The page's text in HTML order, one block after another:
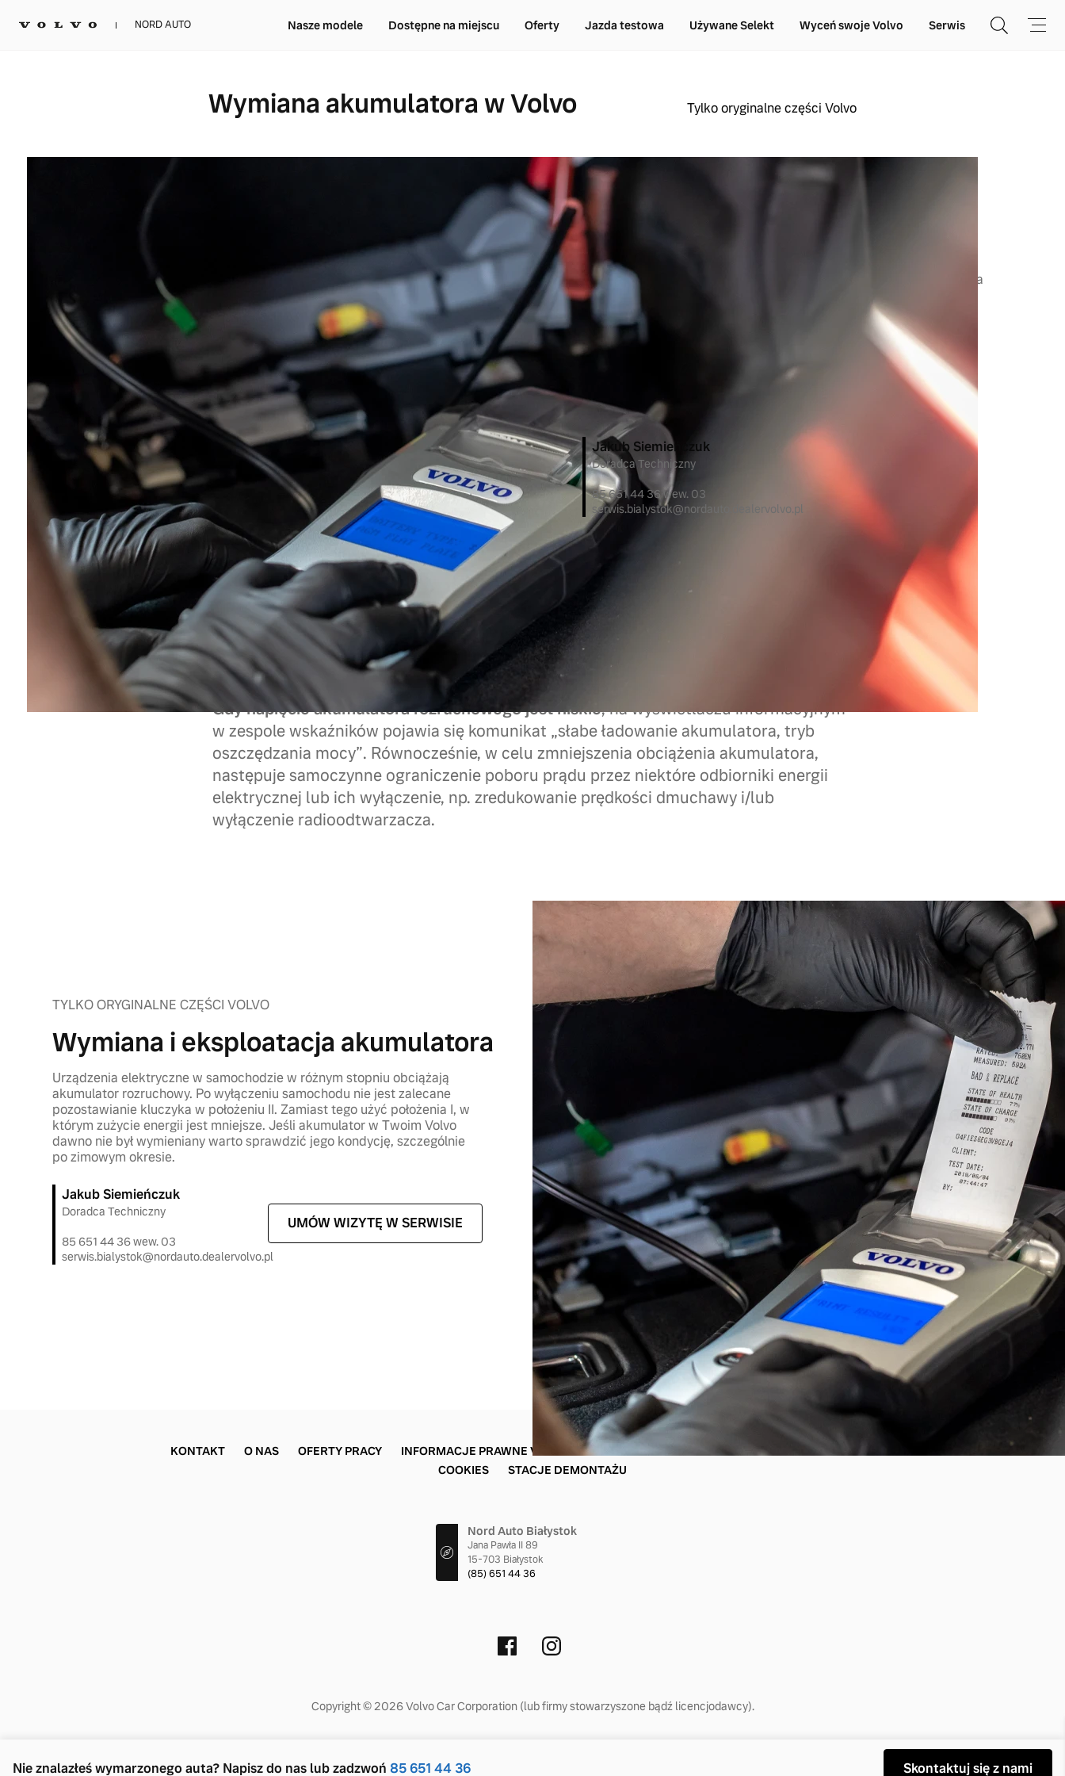
NORD AUTO Nasze modele Dostępne na miejscu Oferty Jazda testowa Używane Selekt Wyceń swoje Volvo Serwis
Wymiana akumulatora w Volvo Tylko oryginalne części Volvo
SPRAWDZENIE W VOLVO NORD AUTO BIAŁYSTOK
Oryginalny akumulator Volvo
Dobrze jest zdawać sobie sprawę z tego, że również inne urządzenia
pobierają energię elektryczną. Gdy samochód jest wyłączony, nie
należy korzystać z urządzeń elektrycznych o dużym poborze prądu.
Przykładem takich urządzeń są:
Radioodtwarzacz (przy dużej
Jakub Siemieńczuk
Doradca Techniczny
85 651 44 36 wew. 03
serwis.bialystok@nordauto.dealervolvo.pl
Gdy napięcie akumulatora rozruchowego jest niskie, na wyświetlaczu informacyjnym
w zespole wskaźników pojawia się komunikat „słabe ładowanie akumulatora, tryb
oszczędzania mocy”. Równocześnie, w celu zmniejszenia obciążenia akumulatora,
następuje samoczynne ograniczenie poboru prądu przez niektóre odbiorniki energii
elektrycznej lub ich wyłączenie, np. zredukowanie prędkości dmuchawy i/lub
wyłączenie radioodtwarzacza.
TYLKO ORYGINALNE CZĘŚCI VOLVO
Wymiana i eksploatacja akumulatora
Urządzenia elektryczne w samochodzie w różnym stopniu obciążają
akumulator rozruchowy. Po wyłączeniu samochodu nie jest zalecane
pozostawianie kluczyka w położeniu II. Zamiast tego użyć położenia I, w
którym zużycie energii jest mniejsze. Jeśli akumulator w Twoim Volvo
dawno nie był wymieniany warto sprawdzić jego kondycję, szczególnie
po zimowym okresie.
Jakub Siemieńczuk
Doradca Techniczny
85 651 44 36 wew. 03
serwis.bialystok@nordauto.dealervolvo.pl
UMÓW WIZYTĘ W SERWISIE
Nie znalazłeś wymarzonego auta? Napisz do nas lub zadzwoń 85 651 44 36 Skontaktuj się z nami
KONTAKT O NAS OFERTY PRACY INFORMACJE PRAWNE VOLVO BIAŁYSTOK
POLITYKA PRYWATNOŚCI VOLVO BIAŁYSTOK
COOKIES
STACJE DEMONTAŻU
Nord Auto Białystok
Jana Pawła II 89
15-703 Białystok
(85) 651 44 36
Copyright © 2026 Volvo Car Corporation (lub firmy stowarzyszone bądź licencjodawcy).